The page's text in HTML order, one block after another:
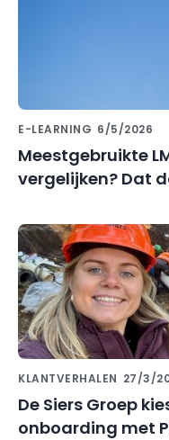
E-LEARNING 6/5/2026
Meestgebruikte
vergelijken? Dat
KLANTVERHALEN 27/3/
De Siers Groep
onboarding met